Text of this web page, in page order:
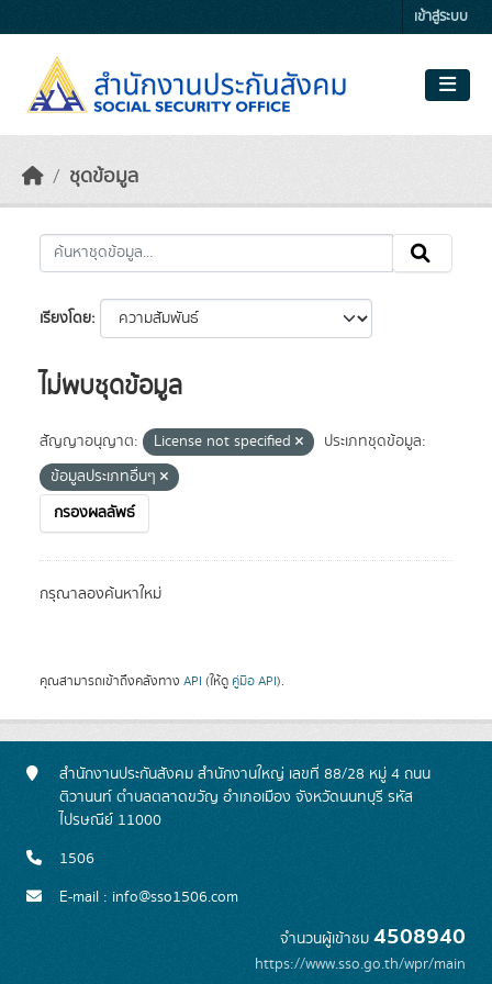
เข้าสู่ระบบ
ชุดข้อมูล
เรียงโดย
ไม่พบชุดข้อมูล
สัญญาอนุญาต: License not specified
ประเภทชุดข้อมูล:
ข้อมูลประเภทอื่นๆ
กรองผลลัพธ์
กรุณาลองค้นหาใหม่
คุณสามารถเข้าถึงคลังทาง API (ให้ดู คู่มือ API).
สำนักงานประกันสังคม สำนักงานใหญ่ เลขที่ 88/28 หมู่ 4 ถนน
ติวานนท์ ตำบลตลาดขวัญ อำเภอเมือง จังหวัดนนทบุรี รหัส
ไปรษณีย์ 11000
1506
E-mail : info@sso1506.com
จำนวนผู้เข้าชม 4508940
https://www.sso.go.th/wpr/main